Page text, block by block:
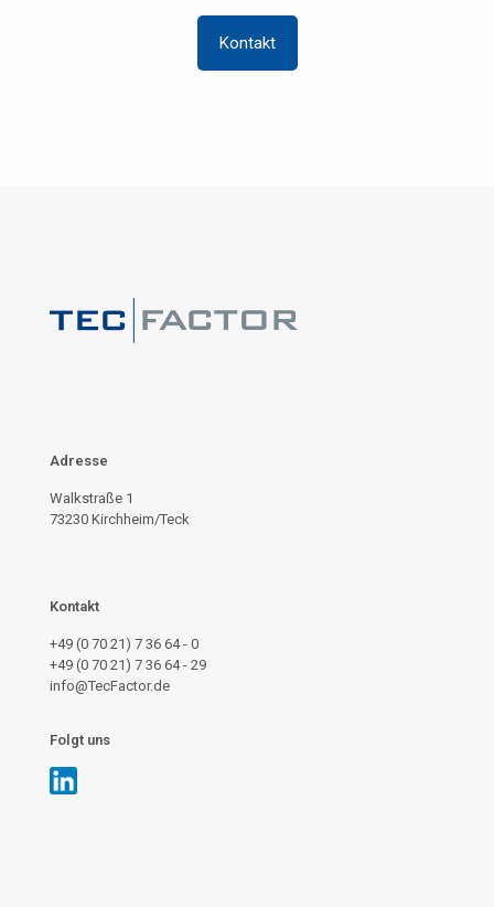
Kontakt
Adresse
Walkstraße 1
73230 Kirchheim/Teck
Kontakt
+49 (0 70 21) 7 36 64 - 0
+49 (0 70 21) 7 36 64 - 29
info@TecFactor.de
Folgt uns